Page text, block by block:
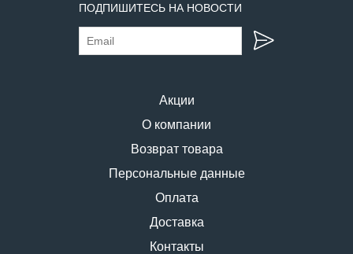
ПОДПИШИТЕСЬ НА НОВОСТИ
Акции
О компании
Возврат товара
Персональные данные
Оплата
Доставка
Контакты